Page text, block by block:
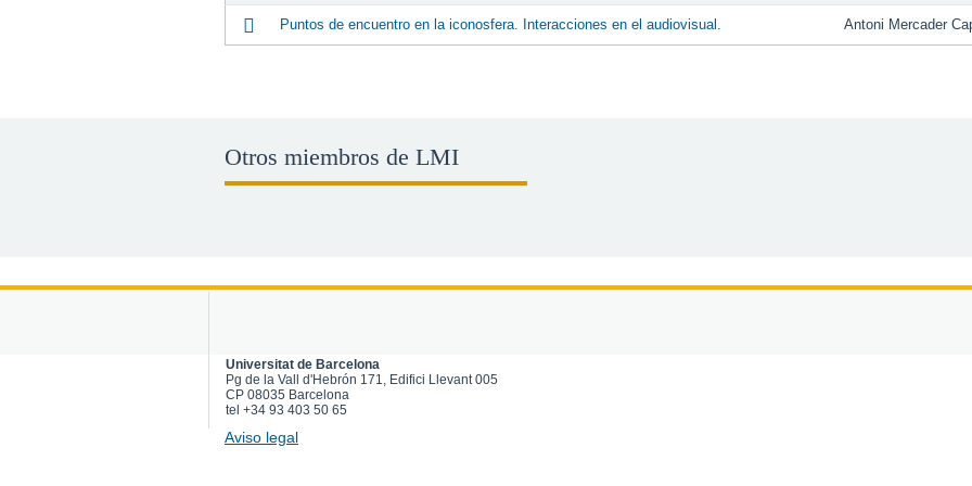
Puntos de encuentro en la iconosfera. Interacciones en el audiovisual. Antoni Mercader
Otros miembros de LMI
Universitat de Barcelona
Pg de la Vall d'Hebrón 171, Edifici Llevant 005
CP 08035 Barcelona
tel +34 93 403 50 65
Aviso legal